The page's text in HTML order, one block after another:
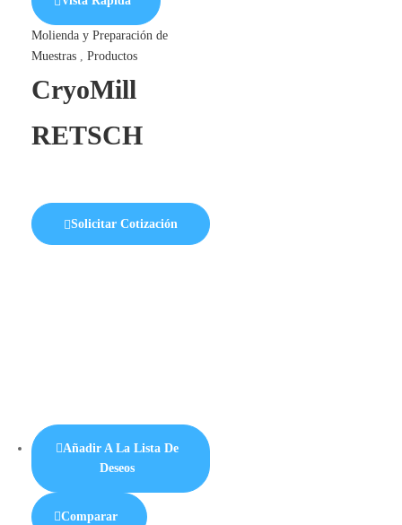
Molienda y Preparación de
Muestras, Productos
CryoMill
RETSCH
Solicitar Cotización
Añadir A La Lista De
Deseos
Comparar